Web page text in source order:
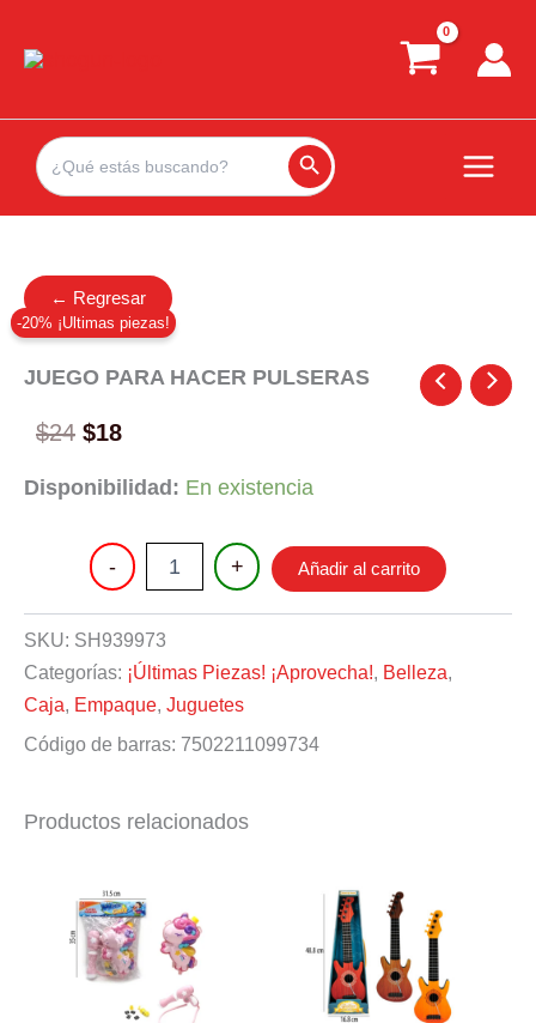
Search
for:
← Regresar
-20% ¡Ultimas piezas!
JUEGO PARA HACER PULSERAS
$24 Original
$24.
$18Current
$18.
Disponibilidad: En existencia
-
JUEGO
PARA
cantidad
+ Añadir al carrito
SKU: SH939973
Categorías: ¡Últimas Piezas! ¡Aprovecha!, Belleza,
Caja, Empaque, Juguetes
Código de barras: 7502211099734
Productos relacionados